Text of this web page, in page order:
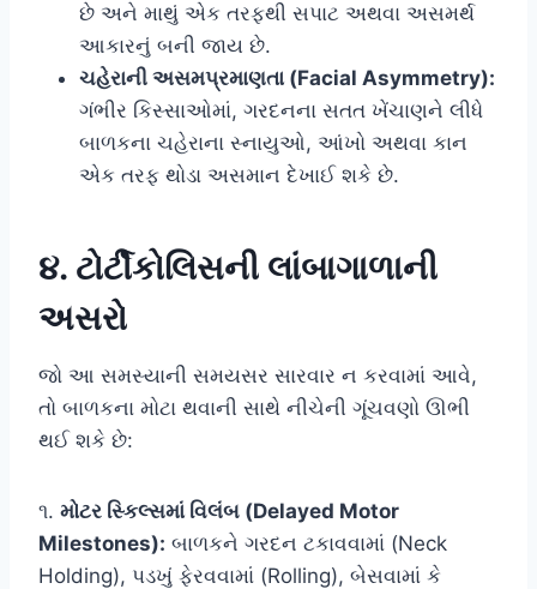
છે અને માથું એક તરફથી સપાટ અથવા અસમર્થ
આકારનું બની જાય છે.
ચહેરાની અસમપ્રમાણતા (Facial Asymmetry):
ગંભીર કિસ્સાઓમાં, ગરદનના સતત ખેંચાણને લીધે
બાળકના ચહેરાના સ્નાયુઓ, આંખો અથવા કાન
એક તરફ થોડા અસમાન દેખાઈ શકે છે.
૪. ટોર્ટીકોલિસની લાંબાગાળાની
અસરો
જો આ સમસ્યાની સમયસર સારવાર ન કરવામાં આવે,
તો બાળકના મોટા થવાની સાથે નીચેની ગૂંચવણો ઊભી
થઈ શકે છે:
૧. મોટર સ્કિલ્સમાં વિલંબ (Delayed Motor
Milestones): બાળકને ગરદન ટકાવવામાં (Neck
Holding), પડખું ફેરવવામાં (Rolling), બેસવામાં કે